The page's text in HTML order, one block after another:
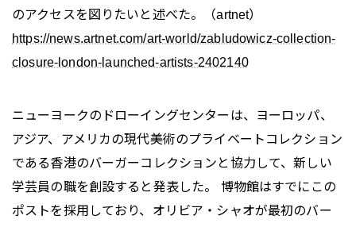
のアクセスを図りたいと述べた。（artnet）
https://news.artnet.com/art-world/zabludowicz-collection-
closure-london-launched-artists-2402140
ニューヨークのドローイングセンターは、ヨーロッパ、
アジア、アメリカの現代美術のプライベートコレクション
である香港のバーガーコレクションと協力して、新しい
学芸員の職を創設すると発表した。 博物館はすでにこの
ポストを採用しており、オリビア・シャオが最初のバー